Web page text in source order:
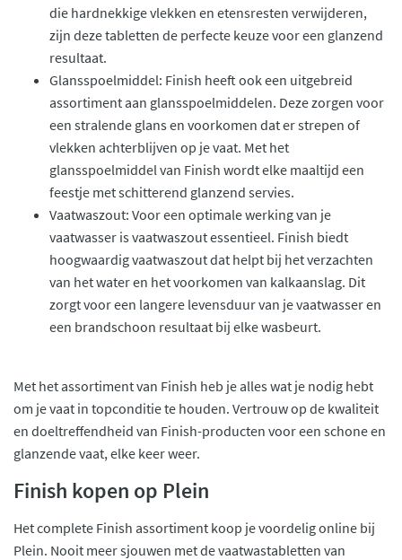
die hardnekkige vlekken en etensresten verwijderen,
zijn deze tabletten de perfecte keuze voor een glanzend
resultaat.
Glansspoelmiddel: Finish heeft ook een uitgebreid
assortiment aan glansspoelmiddelen. Deze zorgen voor
een stralende glans en voorkomen dat er strepen of
vlekken achterblijven op je vaat. Met het
glansspoelmiddel van Finish wordt elke maaltijd een
feestje met schitterend glanzend servies.
Vaatwaszout: Voor een optimale werking van je
vaatwasser is vaatwaszout essentieel. Finish biedt
hoogwaardig vaatwaszout dat helpt bij het verzachten
van het water en het voorkomen van kalkaanslag. Dit
zorgt voor een langere levensduur van je vaatwasser en
een brandschoon resultaat bij elke wasbeurt.
Met het assortiment van Finish heb je alles wat je nodig hebt
om je vaat in topconditie te houden. Vertrouw op de kwaliteit
en doeltreffendheid van Finish-producten voor een schone en
glanzende vaat, elke keer weer.
Finish kopen op Plein
Het complete Finish assortiment koop je voordelig online bij
Plein. Nooit meer sjouwen met de vaatwastabletten van